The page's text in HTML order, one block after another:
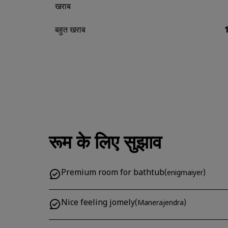
खराब
बहुत खराब
रूम के लिए सुझाव
Premium room for bathtub(enigmaiyer)
Nice feeling jomely(Manerajendra)